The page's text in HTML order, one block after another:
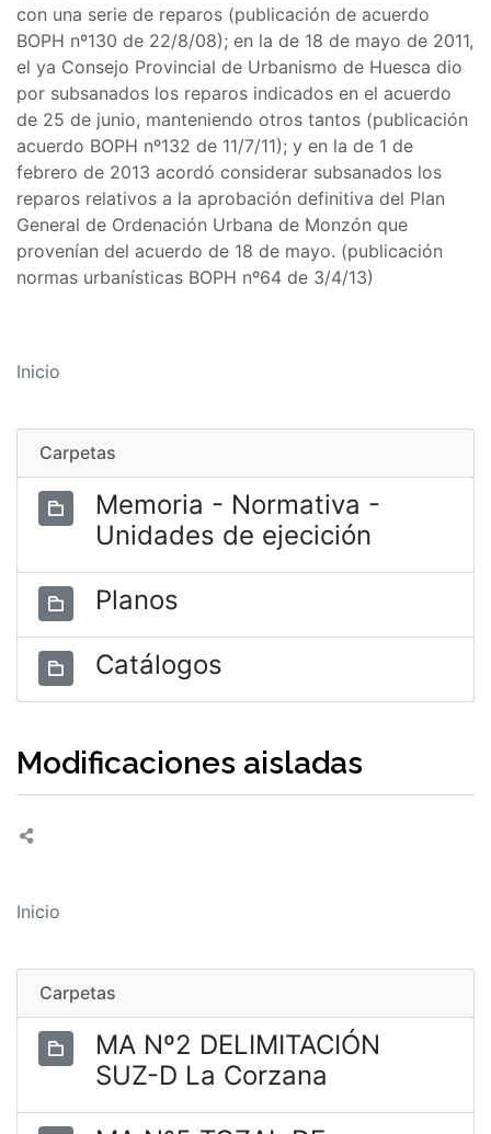
con una serie de reparos (publicación de acuerdo
BOPH nº130 de 22/8/08); en la de 18 de mayo de 2011,
el ya Consejo Provincial de Urbanismo de Huesca dio
por subsanados los reparos indicados en el acuerdo
de 25 de junio, manteniendo otros tantos (publicación
acuerdo BOPH nº132 de 11/7/11); y en la de 1 de
febrero de 2013 acordó considerar subsanados los
reparos relativos a la aprobación definitiva del Plan
General de Ordenación Urbana de Monzón que
provenían del acuerdo de 18 de mayo. (publicación
normas urbanísticas BOPH nº64 de 3/4/13)
Inicio
Carpetas
Memoria - Normativa -
Unidades de ejecición
Planos
Catálogos
Modificaciones aisladas
Inicio
Carpetas
MA Nº2 DELIMITACIÓN
SUZ-D La Corzana